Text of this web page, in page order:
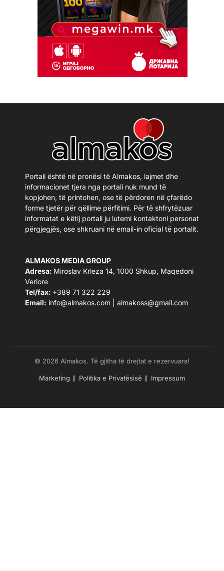
Portali është në pronësi të Almakos, lajmet dhe
informacionet tjera nga portali nuk mund të
kopjohen, të printohen, ose të përdoren në çfarëdo
forme tjetër për qëllime përfitimi. Për të shfrytëzuar
informatat e këtij portali ju lutemi kontaktoni personat
përgjegjës, ose shkruani në email-in oficial të portalit.
ALMAKOS MEDIA GROUP
Adresa: Miroslav Krleza 14, 1000 Shkup, Maqedoni
Veriore
Tel/fax: +389 71 322 229
Email: info@almakos.com almakoss@gmail.com
© 2026 Almakos. Të gjitha të drejtat e rezervuara!
Marketing Politika e Privatësisë Impressum